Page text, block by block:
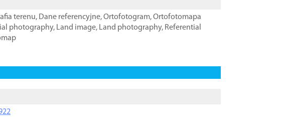
terenu, Dane referencyjne,Ortofotogram,Ortofotomapa
photography, Land image, Land photography, Referential